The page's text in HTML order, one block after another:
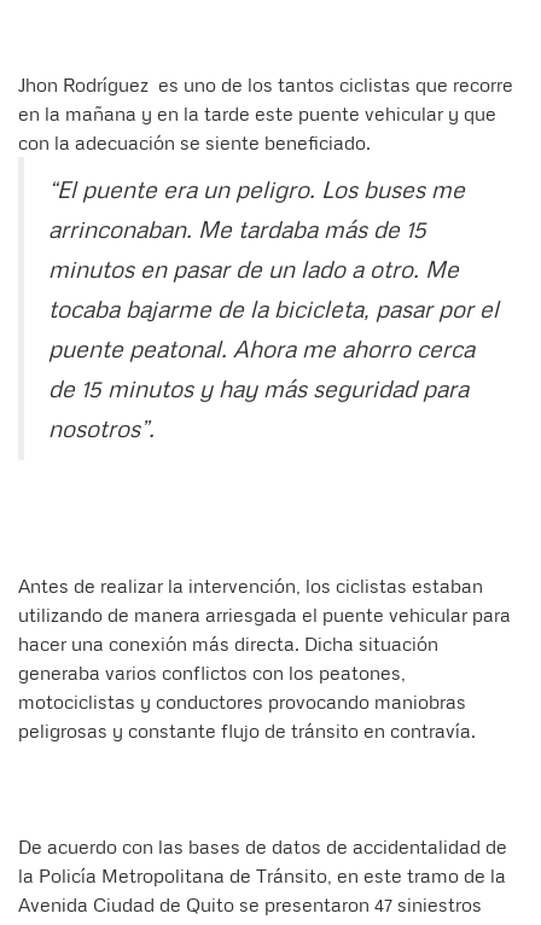
Jhon Rodríguez es uno de los tantos ciclistas que recorre
en la mañana y en la tarde este puente vehicular y que
con la adecuación se siente beneficiado.
“El puente era un peligro. Los buses me
arrinconaban. Me tardaba más de 15
minutos en pasar de un lado a otro. Me
tocaba bajarme de la bicicleta, pasar por el
puente peatonal. Ahora me ahorro cerca
de 15 minutos y hay más seguridad para
nosotros”.
Antes de realizar la intervención, los ciclistas estaban
utilizando de manera arriesgada el puente vehicular para
hacer una conexión más directa. Dicha situación
generaba varios conflictos con los peatones,
motociclistas y conductores provocando maniobras
peligrosas y constante flujo de tránsito en contravía.
De acuerdo con las bases de datos de accidentalidad de
la Policía Metropolitana de Tránsito, en este tramo de la
Avenida Ciudad de Quito se presentaron 47 siniestros